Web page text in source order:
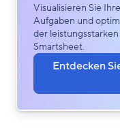
Visualisieren Sie
Aufgaben und
der
Smartsheet.
Entdecken